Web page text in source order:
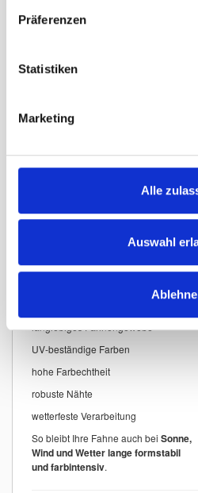
Präferenzen
Statistiken
Marketing
Alle
Auswahl
Veranstaltungen und Festtage
Sie sind ein
Verbundenheit mit der Schweiz und
Materialien für
aus strapazierfähigem Fahnenstoff
langfristigen Einsatz im Freien
langlebiges Fahnengewebe
UV-beständige Farben
hohe Farbechtheit
robuste Nähte
wetterfeste Verarbeitung
So bleibt Ihre Fahne auch bei Sonne,
Wind und Wetter lange formstabil
und farbintensiv.